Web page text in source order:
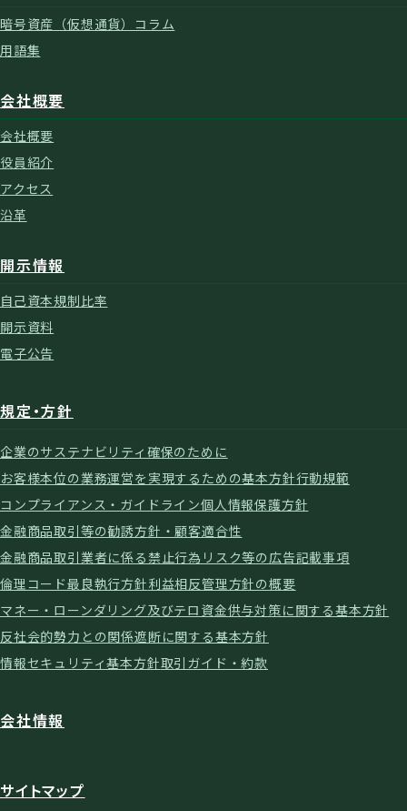
暗号資産（仮想通貨）コラム
用語集
会社概要
会社概要
役員紹介
アクセス
沿革
開示情報
自己資本規制比率
開示資料
電子公告
規定・方針
企業のサステナビリティ確保のために
お客様本位の業務運営を実現するための基本方針行動規範
コンプライアンス・ガイドライン個人情報保護方針
金融商品取引等の勧誘方針・顧客適合性
金融商品取引業者に係る禁止行為 リスク等の広告記載事項
倫理コード最良執行方針利益相反管理方針の概要
マネー・ローンダリング及びテロ資金供与対策に関する基本方針
反社会的勢力との関係遮断に関する基本方針
情報セキュリティ基本方針取引ガイド・約款
会社情報
サイトマップ